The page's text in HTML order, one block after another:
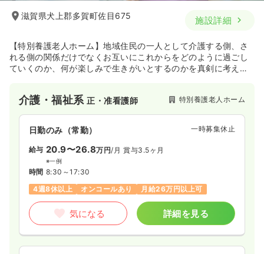
滋賀県犬上郡多賀町佐目675 施設詳細
【特別養護老人ホーム】地域住民の一人として介護する側、さ
れる側の関係だけでなくお互いにこれからをどのように過ごし
ていくのか、何が楽しみで生きがいとするのかを真剣に考え、
方からの信頼が厚い施設です。
介護・福祉系正・准看護師 特別養護老人ホーム
日勤のみ（常勤） 一時募集休止
給与 20.9〜26.8万円/月 賞与3.5ヶ月
※一例
時間 8:30～17:30
4週8休以上
オンコールあり 月給26万円以上可
気になる 詳細を見る